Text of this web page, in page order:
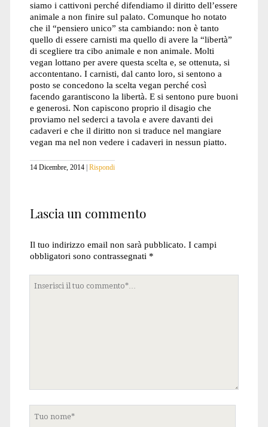
siamo i cattivoni perché difendiamo il diritto dell’essere
animale a non finire sul palato. Comunque ho notato
che il “pensiero unico” sta cambiando: non è tanto
quello di essere carnisti ma quello di avere la “libertà”
di scegliere tra cibo animale e non animale. Molti
vegan lottano per avere questa scelta e, se ottenuta, si
accontentano. I carnisti, dal canto loro, si sentono a
posto se concedono la scelta vegan perché così
facendo garantiscono la libertà. E si sentono pure buoni
e generosi. Non capiscono proprio il disagio che
proviamo nel sederci a tavola e avere davanti dei
cadaveri e che il diritto non si traduce nel mangiare
vegan ma nel non vedere i cadaveri in nessun piatto.
14 Dicembre, 2014 Rispondi
Lascia un commento
Il tuo indirizzo email non sarà pubblicato. I campi
obbligatori sono contrassegnati *
commento
nome